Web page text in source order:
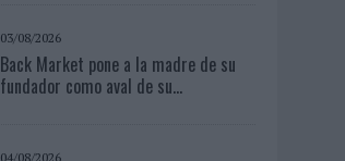
03/08/2026
Back Market pone a la madre de su
fundador como aval de su...
04/08/2026